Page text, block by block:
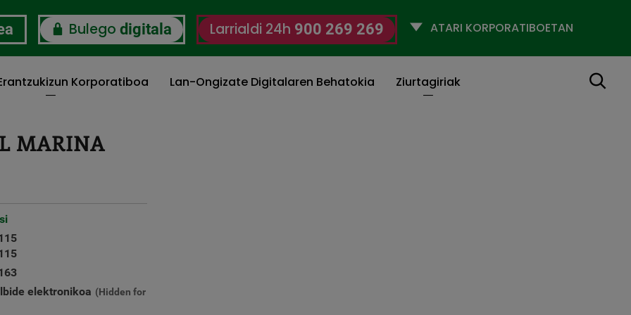
Bulego digitala Larrialdi 24h 900 269 269
Selecciona
Korporatiboa Lan-Ongizate Digitalaren Behatokia Ziurtagiriak Bilatu
MARINA
elektronikoa (Hidden for